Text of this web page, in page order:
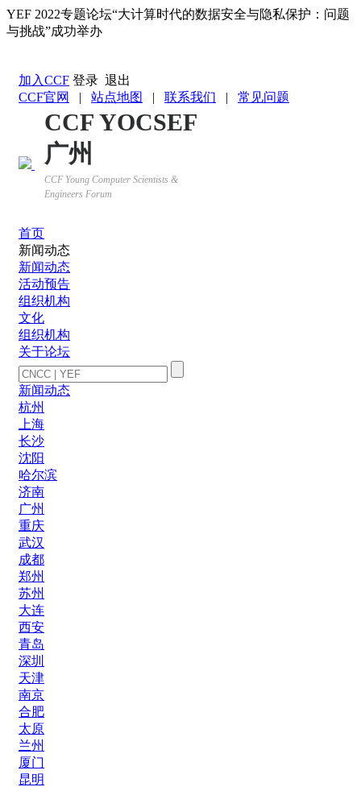
YEF 2022专题论坛“大计算时代的数据安全与隐私保护：问题
与挑战”成功举办
加入CCF 登录 退出
CCF官网
| 站点地图 | 联系我们 | 常见问题
CCF YOCSEF
广州
CCF Young Computer Scientists &
Engineers Forum
首页
新闻动态
新闻动态
活动预告
组织机构
文化
组织机构
关于论坛
新闻动态
杭州
上海
长沙
沈阳
哈尔滨
济南
广州
重庆
武汉
成都
郑州
苏州
大连
西安
青岛
深圳
天津
南京
合肥
太原
兰州
厦门
昆明